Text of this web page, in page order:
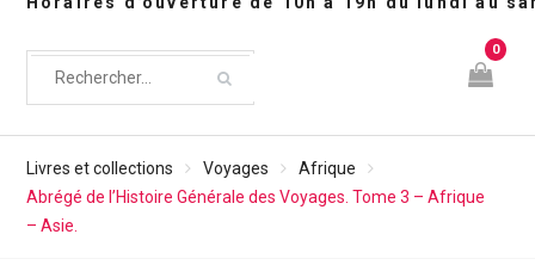
0
Livres et collections Voyages
Afrique
Abrégé de l’Histoire Générale des Voyages. Tome 3 – Afrique
– Asie.